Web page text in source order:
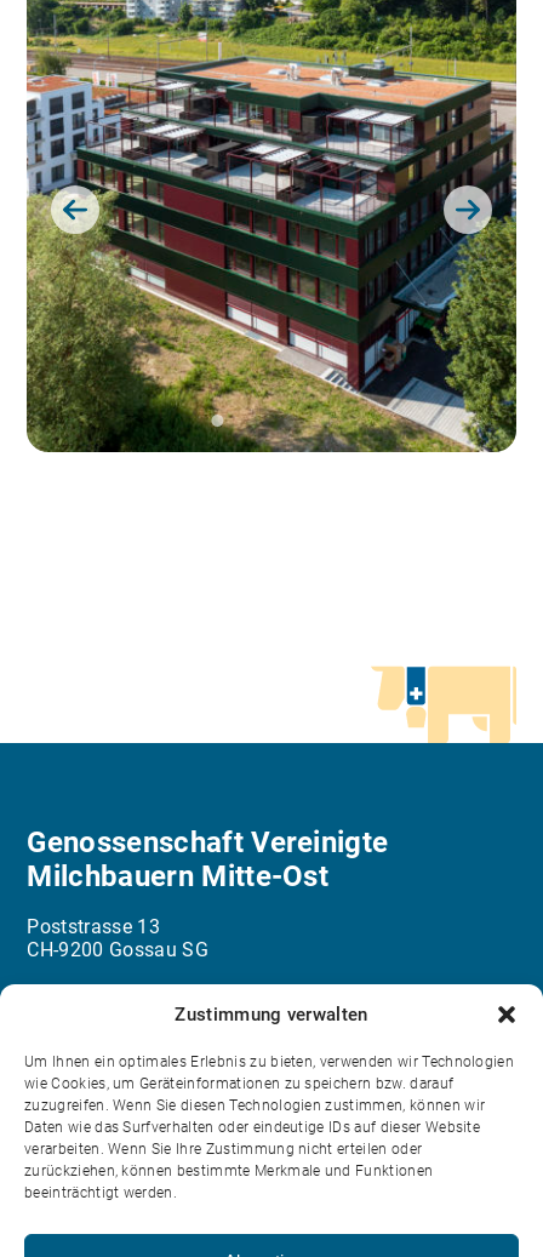
Zustimmung verwalten
Um Ihnen ein optimales Erlebnis zu bieten, verwenden wir Technologien
wie Cookies, um Geräteinformationen zu speichern bzw. darauf
zuzugreifen. Wenn Sie diesen Technologien zustimmen, können wir
Daten wie das Surfverhalten oder eindeutige IDs auf dieser Website
verarbeiten. Wenn Sie Ihre Zustimmung nicht erteilen oder
zurückziehen, können bestimmte Merkmale und Funktionen
beeinträchtigt werden.
1 2 3 4
Genossenschaft Vereinigte
Milchbauern Mitte-Ost
Poststrasse 13
CH-9200 Gossau SG
Kontakt